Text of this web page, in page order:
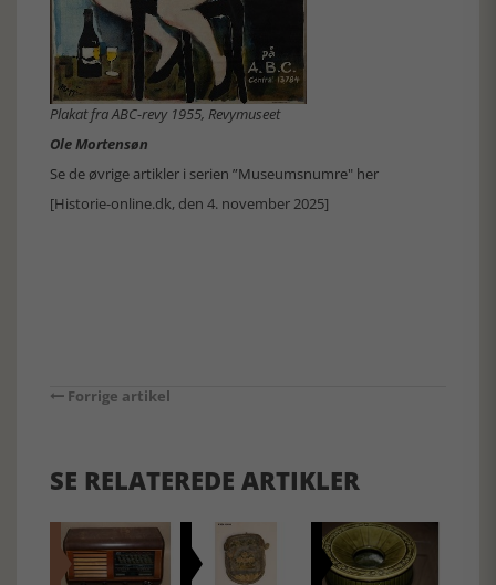
Plakat fra ABC-revy 1955, Revymuseet
Ole Mortensøn
Se de øvrige artikler i serien ”Museumsnumre" her
[Historie-online.dk, den 4. november 2025]
Forrige artikel
SE RELATEREDE ARTIKLER